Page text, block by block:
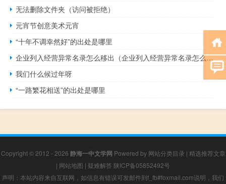
无法删除文件夹（访问被拒绝）
元宵节创意美术元宵
“十年不调幸然好”的出处是哪里
企业列入经营异常名录怎么移出（企业列入经营异常名录怎么移除）
我们什么候过年呀
“一路繁花相送”的出处是哪里
Copyright © 2012 - 2026 静海一中文学网 Powered by 网站分类目录 | 精选推荐文章
| 网站地图 | 疑难解答 陕ICP备05852492号
声明：本站内容来自互联网，如信息有错误可发邮件到f_fb#foxmail.com说明，我们